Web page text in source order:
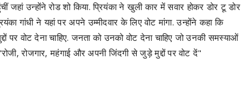
जहां उन्होंने रोड शो किया. प्रियंका ने खुली कार में सवार होकर डोर टू डोर
गांधी ने यहां पर अपने उम्मीदवार के लिए वोट मांगा. उन्होंने कहा कि
पर वोट देना चाहिए. जनता को उनको वोट देना चाहिए जो उनकी समस्याओं
रोजगार, महंगाई और अपनी जिंदगी से जुड़े मुद्दों पर वोट दें"